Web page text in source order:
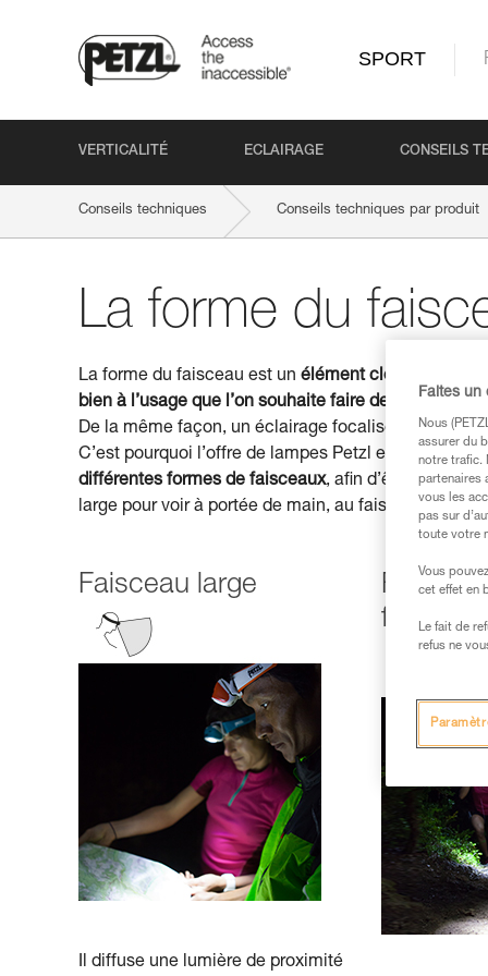
SPORT
VERTICALITÉ ECLAIRAGE CONSEILS
Conseils techniques Conseils techniques par produit
La forme du
La forme du faisceau est un élément clé dans le
bien à l’usage que l’on souhaite faire de sa lampe
De la même façon, un éclairage focalisé ne sera
C’est pourquoi l’offre de lampes Petzl est conçue,
différentes formes de faisceaux, afin d’être
large pour voir à portée de main, au faisceau
Faisceau large
Il diffuse une lumière de proximité
focalisé)
Faites un
Nous
assurer du
notre trafic.
partenaires
vous les
pas sur
toute votre
Vous
cet effet en
Le fait de
refus ne